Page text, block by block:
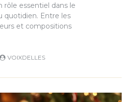
rôle essentiel dans le
quotidien. Entre les
et compositions
VOIXDELLES